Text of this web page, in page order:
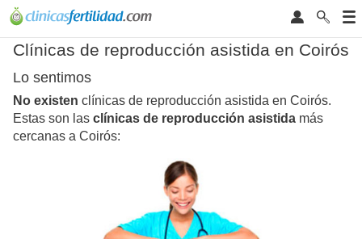
Clínicas de reproducción asistida en Coirós
Lo sentimos
No existen clínicas de reproducción asistida en Coirós.
Estas son las clínicas de reproducción asistida más
cercanas a Coirós: